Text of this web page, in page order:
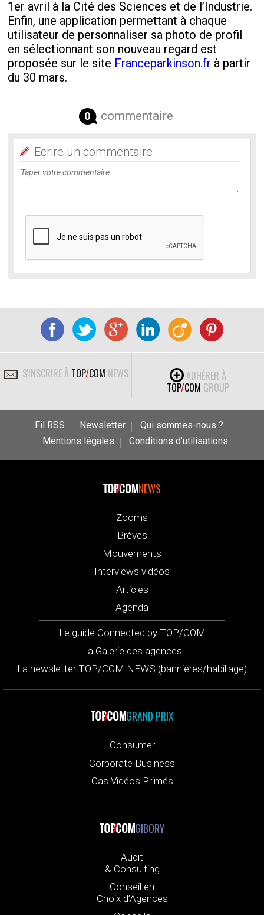
1 er avril à la Cité des Sciences et de l’Industrie.
Enfin, une application permettant à chaque
utilisateur de personnaliser sa photo de profil
en sélectionnant son nouveau regard est
proposée sur le site Franceparkinson.fr à partir
du 30 mars.
0 commentaire
Ecrire un commentaire
S'INSCRIRE À TOP/COM NEWS
ADHÉRER À
TOP/COM GROUP
Fil RSS Newsletter
Qui sommes-nous ?
Mentions légales
Conditions d’utilisations
NEWS
Zooms
Brèves
Mouvements
Interviews vidéos
Articles
Agenda
Le guide Connected by TOP/COM
La Galerie des agences
La newsletter TOP/COM NEWS (bannières/habillage)
GRAND PRIX
Consumer
Corporate Business
Cas Vidéos Primés
GIBORY
Audit
& Consulting
Conseil en
Choix d’Agences